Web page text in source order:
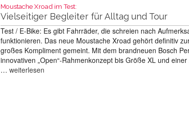
Moustache Xroad im Test:
Vielseitiger Begleiter für Alltag und Tour
Test / E-Bike: Es gibt Fahrräder, die schreien nach
funktionieren. Das neue Moustache Xroad gehört definitiv
großes Kompliment gemeint. Mit dem brandneuen Bosch
innovativen „Open“-Rahmenkonzept bis Größe XL und
… weiterlesen